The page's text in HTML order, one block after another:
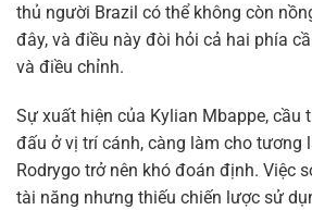
thủ người Brazil có thể không còn
đây, và điều này đòi hỏi cả hai phía
và điều chỉnh.
Sự xuất hiện của Kylian Mbappe, cầu
đấu ở vị trí cánh, càng làm cho tương
Rodrygo trở nên khó đoán định. Việc
tài năng nhưng thiếu chiến lược sử